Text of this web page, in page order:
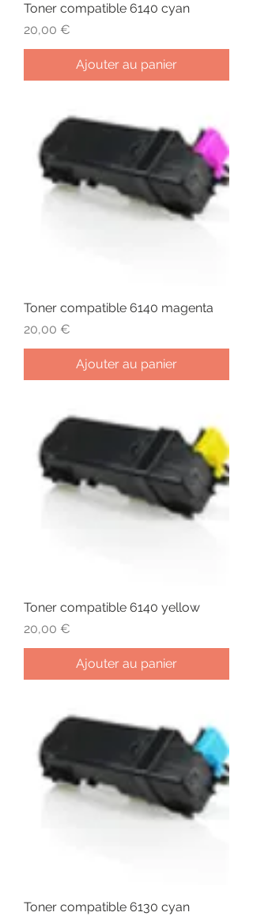
Toner compatible 6140 cyan
Prix
20,00 €
Ajouter au panier
Toner compatible 6140 magenta
Prix
20,00 €
Ajouter au panier
Toner compatible 6140 yellow
Prix
20,00 €
Ajouter au panier
Toner compatible 6130 cyan